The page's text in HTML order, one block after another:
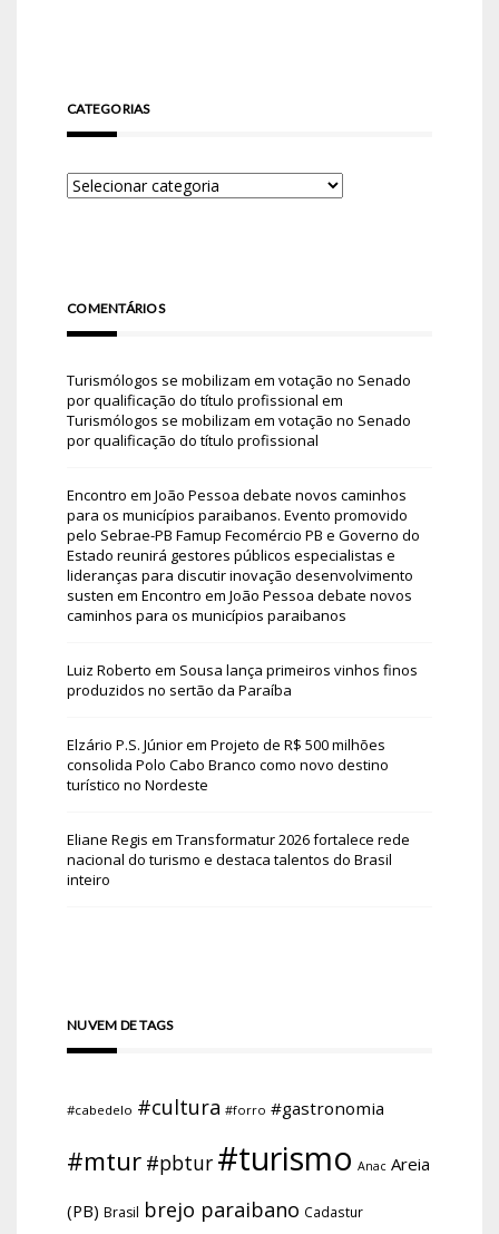
CATEGORIAS
COMENTÁRIOS
Turismólogos se mobilizam em votação no Senado
por qualificação do título profissional em
Turismólogos se mobilizam em votação no Senado
por qualificação do título profissional
Encontro em João Pessoa debate novos caminhos
para os municípios paraibanos. Evento promovido
pelo Sebrae-PB Famup Fecomércio PB e Governo do
Estado reunirá gestores públicos especialistas e
lideranças para discutir inovação desenvolvimento
susten em Encontro em João Pessoa debate novos
caminhos para os municípios paraibanos
Luiz Roberto em Sousa lança primeiros vinhos finos
produzidos no sertão da Paraíba
Elzário P.S. Júniorem Projeto de R$ 500 milhões
consolida Polo Cabo Branco como novo destino
turístico no Nordeste
Eliane Regis em Transformatur 2026 fortalece rede
nacional do turismo e destaca talentos do Brasil
inteiro
NUVEM DE TAGS
#cabedelo #cultura #forro #gastronomia
#mtur #pbtur #turismo Anac Areia
(PB) Brasil brejo paraibano Cadastur